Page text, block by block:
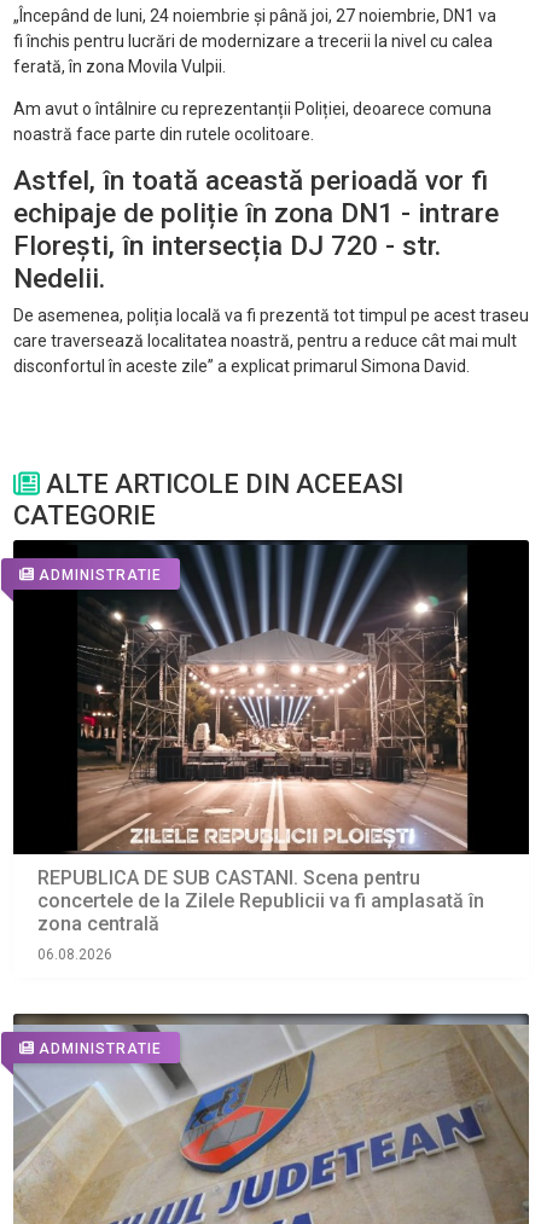
„Începând de luni, 24 noiembrie și până joi, 27 noiembrie, DN1 va
fiînchis pentru lucrări de modernizare a trecerii la nivel cu calea
ferată,în zona Movila Vulpii.
Am avut o întâlnire cu reprezentanții Poliției, deoarece comuna
noastră face parte din rutele ocolitoare.
Astfel,în toată această perioadă vor fi
echipaje de polițieîn zona DN1 - intrare
Florești,în intersecția DJ 720 - str.
Nedelii.
De asemenea, poliția locală va fi prezentă tot timpul pe acest traseu
care traversează localitatea noastră, pentru a reduce cât mai mult
disconfortul în aceste zile” a explicat primarul Simona David.
ALTE ARTICOLE DIN ACEEASI
CATEGORIE
ADMINISTRATIE
REPUBLICA DE SUB CASTANI. Scena pentru
concertele de la Zilele Republicii va fi amplasată în
zona centrală
06.08.2026
ADMINISTRATIE